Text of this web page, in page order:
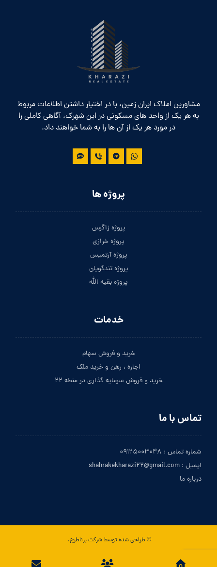
مشاورین املاک ایران زمین، با در اختیار داشتن اطلاعات مربوط
به هر یک از واحد های مسکونی در این شهرک، آگاهی کاملی را
در مورد هر یک از آن ها را به شما خواهند داد.
پروژه ها
پروژه زاگرس
پروژه خرازی
پروژه آرتمیس
پروژه تندگویان
پروژه بقیه الله
خدمات
خرید و فروش سهام
اجاره ، رهن و خرید ملک
خرید و فروش سرمایه گذاری در منطه ۲۲
تماس با ما
شماره تماس : ۰۹۱۲۵۰۰۳۰۴۸
ایمیل : shahrakekharazi۲۲@gmail.com
درباره ما
© طراحی شده توسط شرکت برناطرح.